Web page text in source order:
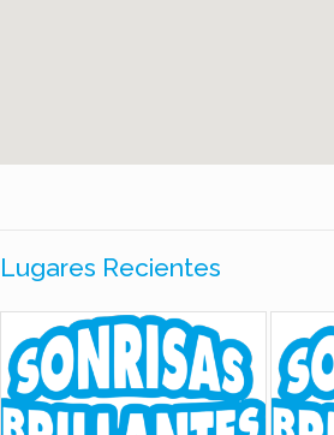
Lugares Recientes